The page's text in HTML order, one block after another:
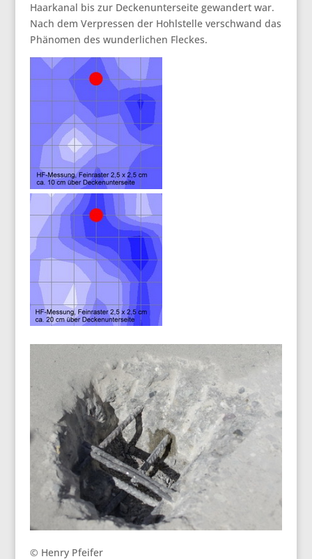
Haarkanal bis zur Deckenunterseite gewandert war.
Nach dem Verpressen der Hohlstelle verschwand das
Phänomen des wunderlichen Fleckes.
© Henry Pfeifer